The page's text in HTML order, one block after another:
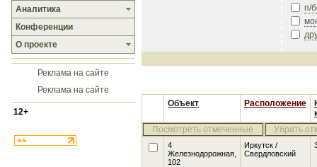
Аналитика
Конференции
О проекте
Реклама на сайте
Реклама на сайте
12+
п/
Объект Расположение
Посмотреть отмеченные
Убрать
4
Железнодорожная,
102
Иркутск /
Свердловский